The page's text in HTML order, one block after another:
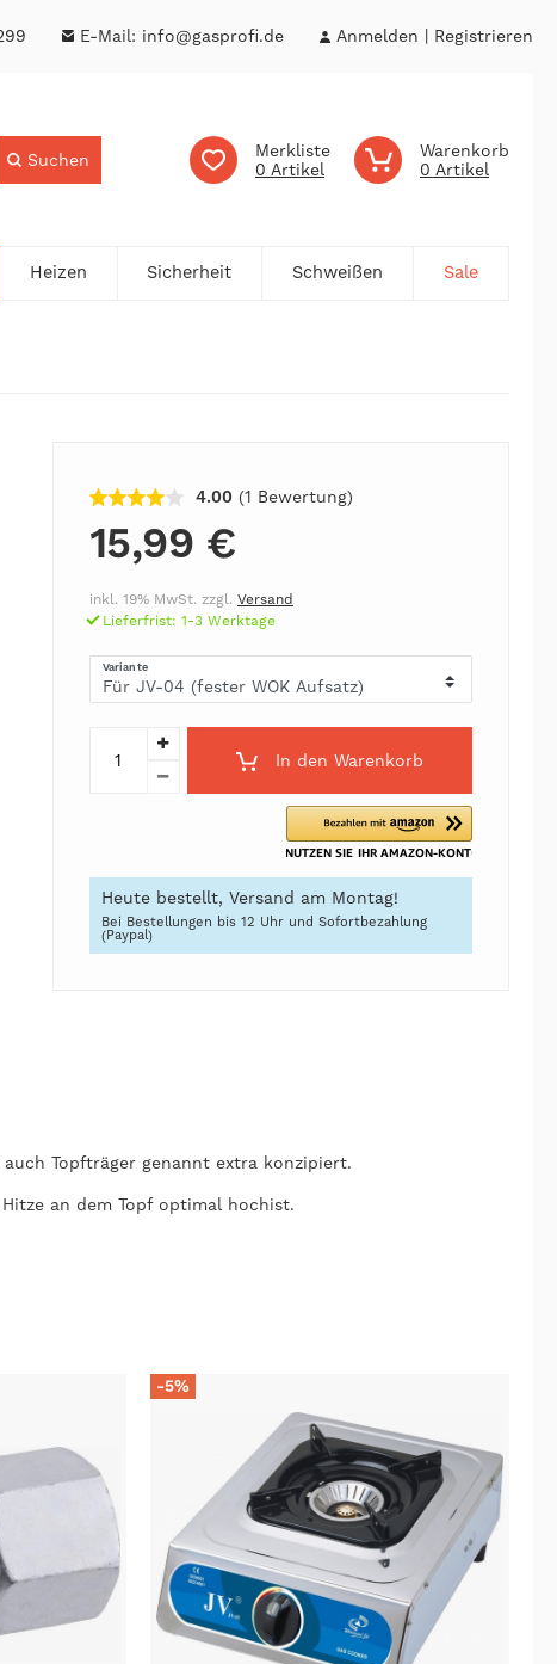
E-Mail: info@gasprofi.de Anmelden Registrieren
Merkliste
0
Warenkorb
0
Suchen
Heizen Sicherheit Schweißen Sale
4.00 (1 Bewertung)
15,99 €
Variante
In den Warenkorb
inkl. 19% MwSt. zzgl. Versand
Lieferfrist: 1-3 Werktage
Heute bestellt, Versand am Montag!
Bei Bestellungen bis 12 Uhr und Sofortbezahlung
(Paypal)
Topfträger genannt extra konzipiert.
an dem Topf optimal hochist.
-5%